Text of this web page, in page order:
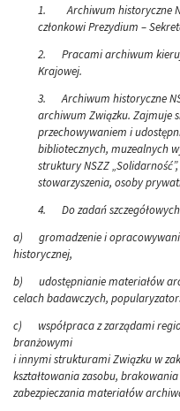
1.Archiwum historyczne
członkowi Prezydium –
2.Pracami archiwum
Krajowej.
3.Archiwum historyczne
archiwum Związku. Zajmuje
przechowywaniem i
bibliotecznych, muzealnych
struktury NSZZ
stowarzyszenia, osoby
4.Do zadań
a) gromadzenie i
historycznej,
b) udostępnianie materiałów
celach badawczych,
c) współpraca z zarządami
branżowymi
i innymi strukturami Związku w
kształtowania zasobu,
zabezpieczania materiałów